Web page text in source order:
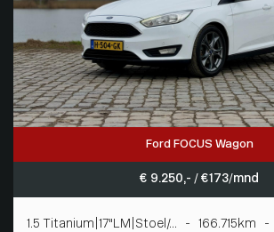
Ford FOCUS Wagon
€ 9.250,- / € 173/mnd
1.5 Titanium|17"LM|Stoel/... - 166.715km -